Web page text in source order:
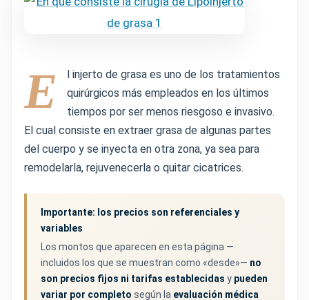
E
l injerto de grasa es uno de los tratamientos
quirúrgicos más empleados en los últimos
tiempos por ser menos riesgoso e invasivo.
El cual consiste en extraer grasa de algunas partes
del cuerpo y se inyecta en otra zona, ya sea para
remodelarla, rejuvenecerla o quitar cicatrices.
Importante: los precios son referenciales y
variables
Los montos que aparecen en esta página —
incluidos los que se muestran como «desde»— no
son precios fijos ni tarifas establecidas y pueden
variar por completo según la evaluación médica